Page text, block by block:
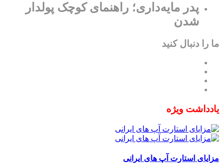
پدر مایه‌داری؛ راهنمای کوچک پولدار
شدن
ما را دنبال کنید
یادداشت ویژه
مزایای استارت آپ های ایرانی